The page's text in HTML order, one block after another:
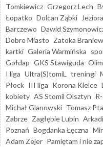
Tomkiewicz Grzegorz Lech
Łopatko Dolcan Ząbki
Barczewo Dawid
Dobre Miasto Zatoka
kartki Galeria Warmińska
Gołdap GKS Stawiguda
I liga Ultra(S)tomiL treningi
Płock III liga Korona Kielce
kobiety AS Stomil Olsztyn
Michał Glanowski Tomasz
Zabrze Zagłębie Lubin
Poznań Bogdanka Łęczna
Adam Zejer Pamiętam i nie